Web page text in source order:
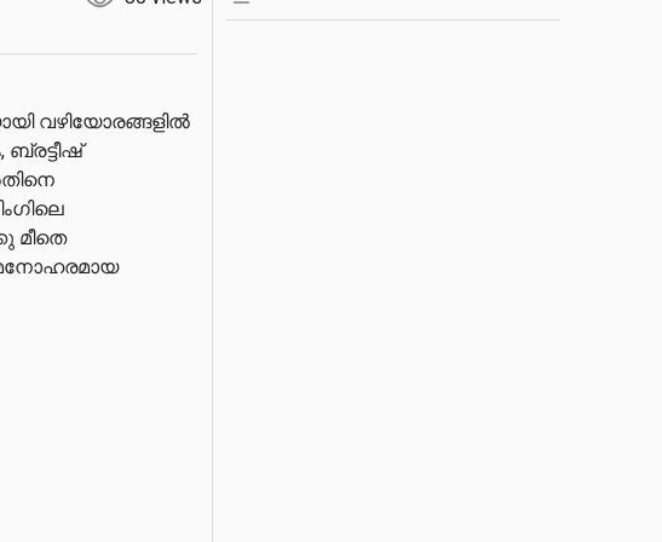
വഴിയോരങ്ങളിൽ